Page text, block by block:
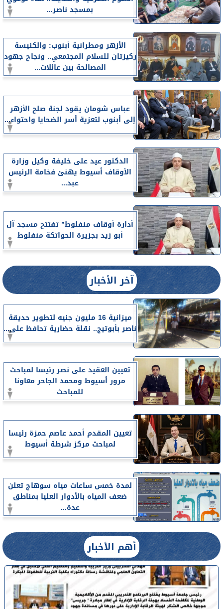
بمسجد ناصر...
الأزهر ومطرانية أبنوب: والكنيسة
ركيزتان للسلام المجتمعي.. ونجاح جهود
المصالحة بين عائلات...
عباس شومان يقود لجنة صلح الأزهر
إلى أبنوب لتعزية أسر الضحايا واحتواء...
الدكتور عيد على خليفة وكيل وزارة
الأوقاف أسيوط يهنئ فخامة الرئيس
عبد...
أدارة أوقاف منفلوط” تفتتح مسجد آل
أبو زيد بجزيرة الحواتكة منفلوط
آخر الأخبار
ميزانية 16 مليون جنيه لتطوير حديقة
ناصر بأبوتيج.. نقلة حضارية تحافظ على...
تعيين العقيد على نصر رئيسا لمباحث
مرور أسيوط ومحمد الجاحر معاونا
للمباحث
تعيين المقدم أحمد عاصم حمزة رئيسا
لمباحث مركز شرطة أسيوط
لمدة خمس ساعات مياه سوهاج تعلن
ضعف المياه بالأدوار العليا بمناطق
عدة...
أهم الأخبار